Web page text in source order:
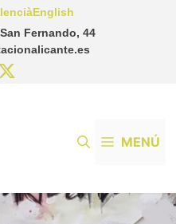
Fernando, 44
English
MENÚ